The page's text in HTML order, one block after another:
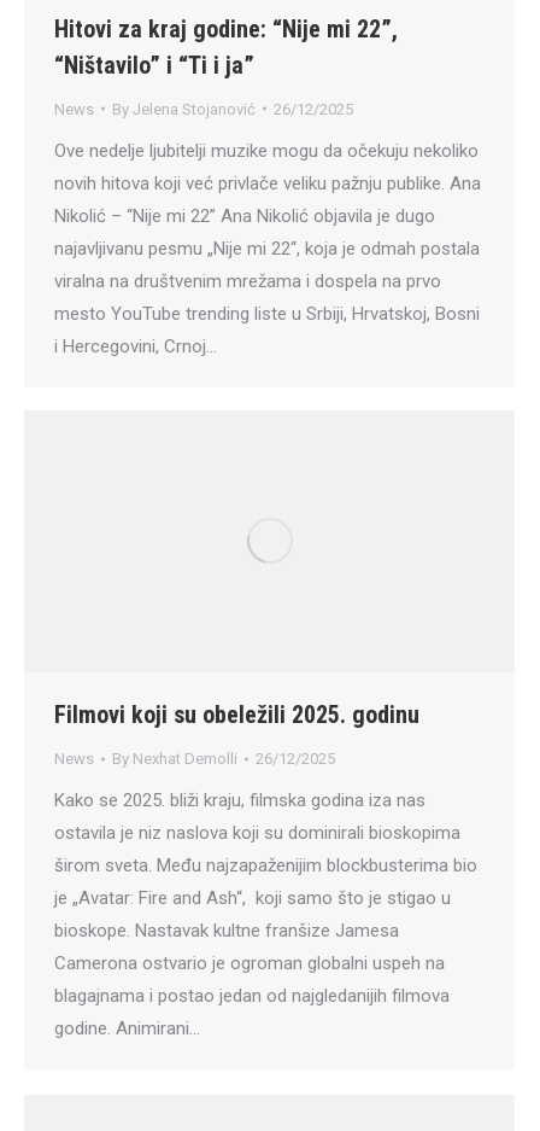
Hitovi za kraj godine: “Nije mi 22”,
“Ništavilo” i “Ti i ja”
News By Jelena Stojanović 26/12/2025
Ove nedelje ljubitelji muzike mogu da očekuju nekoliko
novih hitova koji već privlače veliku pažnju publike. Ana
Nikolić – “Nije mi 22” Ana Nikolić objavila je dugo
najavljivanu pesmu „Nije mi 22“, koja je odmah postala
viralna na društvenim mrežama i dospela na prvo
mesto YouTube trending liste u Srbiji, Hrvatskoj, Bosni
i Hercegovini, Crnoj…
Filmovi koji su obeležili 2025. godinu
News By Nexhat Demolli 26/12/2025
Kako se 2025. bliži kraju, filmska godina iza nas
ostavila je niz naslova koji su dominirali bioskopima
širom sveta. Među najzapaženijim blockbusterima bio
je „Avatar: Fire and Ash“, koji samo što je stigao u
bioskope. Nastavak kultne franšize Jamesa
Camerona ostvario je ogroman globalni uspeh na
blagajnama i postao jedan od najgledanijih filmova
godine. Animirani…